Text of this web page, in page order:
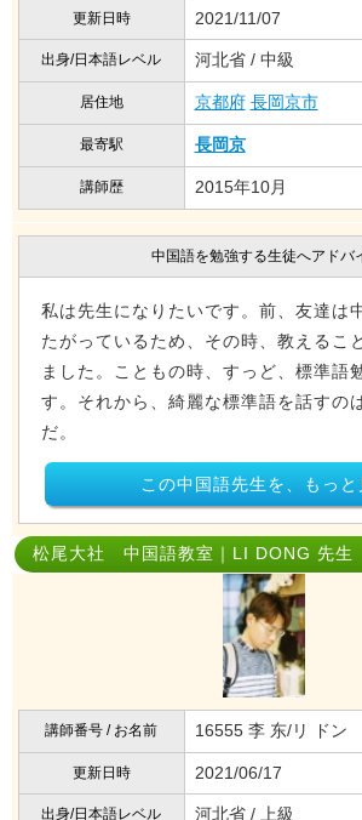
更新日時 2021/11/07
出身/日本語レベル 河北省 / 中級
居住地 京都府 長岡京市
最寄駅 長岡京
講師歴 2015年10月
中国語を勉強する生徒へアドバ
私は先生になりたいです。前、友達は
たがっているため、その時、教えるこ
ました。こともの時、すっど、標準語
す。それから、綺麗な標準語を話すの
だ。
この中国語先生を、もっと
松尾大社 中国語教室｜LI DONG 先生
講師番号 / お名前 16555 李 东/リ ドン
更新日時 2021/06/17
出身/日本語レベル 河北省 / 上級